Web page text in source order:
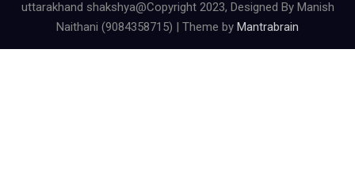
uttarakhand shakshya@Copyright 2023, Designed By Manish
Naithani (9084358715) | Theme by Mantrabrain